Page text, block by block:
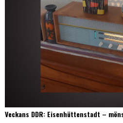
Veckans DDR: Eisenhüttenstadt –